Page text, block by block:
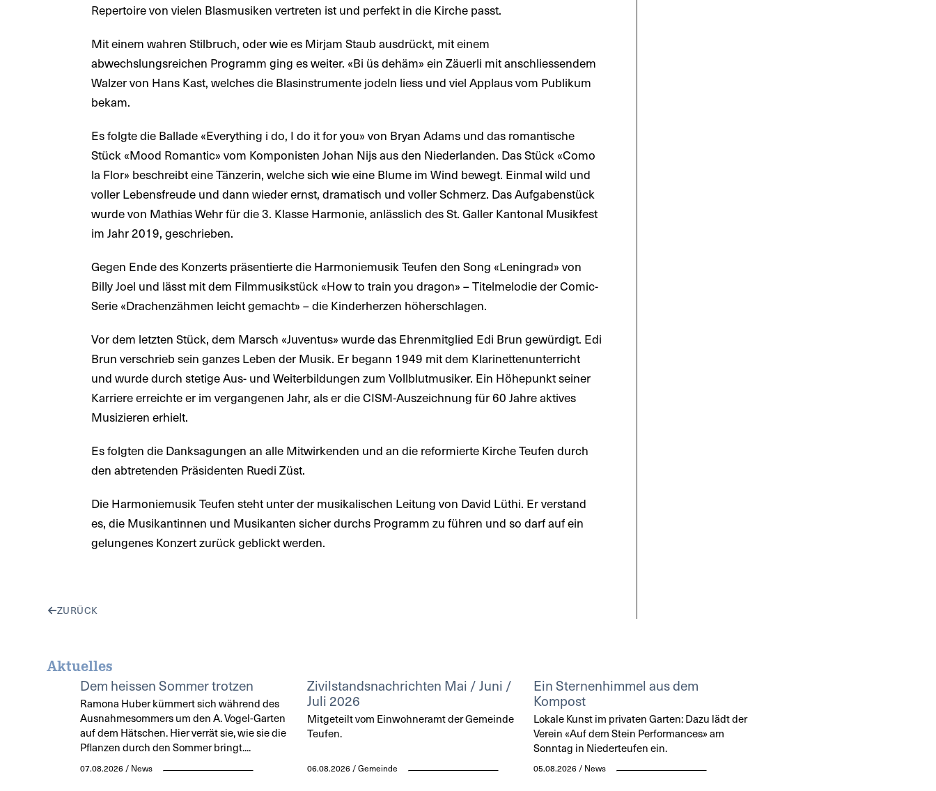
Repertoire von vielen Blasmusiken vertreten ist und perfekt in die Kirche passt.
Mit einem wahren Stilbruch, oder wie es Mirjam Staub ausdrückt, mit einem
abwechslungsreichen Programm ging es weiter. «Bi üs dehäm» ein Zäuerli mit anschliessendem
Walzer von Hans Kast, welches die Blasinstrumente jodeln liess und viel Applaus vom Publikum
bekam.
Es folgte die Ballade «Everything i do, I do it for you» von Bryan Adams und das romantische
Stück «Mood Romantic» vom Komponisten Johan Nijs aus den Niederlanden. Das Stück «Como
la Flor» beschreibt eine Tänzerin, welche sich wie eine Blume im Wind bewegt. Einmal wild und
voller Lebensfreude und dann wieder ernst, dramatisch und voller Schmerz. Das Aufgabenstück
wurde von Mathias Wehr für die 3. Klasse Harmonie, anlässlich des St. Galler Kantonal Musikfest
im Jahr 2019, geschrieben.
Gegen Ende des Konzerts präsentierte die Harmoniemusik Teufen den Song «Leningrad» von
Billy Joel und lässt mit dem Filmmusikstück «How to train you dragon» – Titelmelodie der Comic-
Serie «Drachenzähmen leicht gemacht» – die Kinderherzen höherschlagen.
Vor dem letzten Stück, dem Marsch «Juventus» wurde das Ehrenmitglied Edi Brun gewürdigt. Edi
Brun verschrieb sein ganzes Leben der Musik. Er begann 1949 mit dem Klarinettenunterricht
und wurde durch stetige Aus- und Weiterbildungen zum Vollblutmusiker. Ein Höhepunkt seiner
Karriere erreichte er im vergangenen Jahr, als er die CISM-Auszeichnung für 60 Jahre aktives
Musizieren erhielt.
Es folgten die Danksagungen an alle Mitwirkenden und an die reformierte Kirche Teufen durch
den abtretenden Präsidenten Ruedi Züst.
Die Harmoniemusik Teufen steht unter der musikalischen Leitung von David Lüthi. Er verstand
es, die Musikantinnen und Musikanten sicher durchs Programm zu führen und so darf auf ein
gelungenes Konzert zurück geblickt werden.
ZURÜCK
Aktuelles
Dem heissen Sommer trotzen
Ramona Huber kümmert sich während des
Ausnahmesommers um den A. Vogel-Garten
auf dem Hätschen. Hier verrät sie, wie sie die
Pflanzen durch den Sommer bringt....
07.08.2026 / News
Zivilstandsnachrichten Mai / Juni /
Juli 2026
Mitgeteilt vom Einwohneramt der Gemeinde
Teufen.
06.08.2026 / Gemeinde
Ein Sternenhimmel aus dem
Kompost
Lokale Kunst im privaten Garten: Dazu lädt der
Verein «Auf dem Stein Performances» am
Sonntag in Niederteufen ein.
05.08.2026 / News